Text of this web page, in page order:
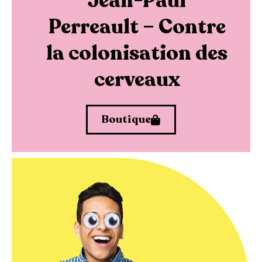
Perreault – Contre
la colonisation des
cerveaux
Boutique